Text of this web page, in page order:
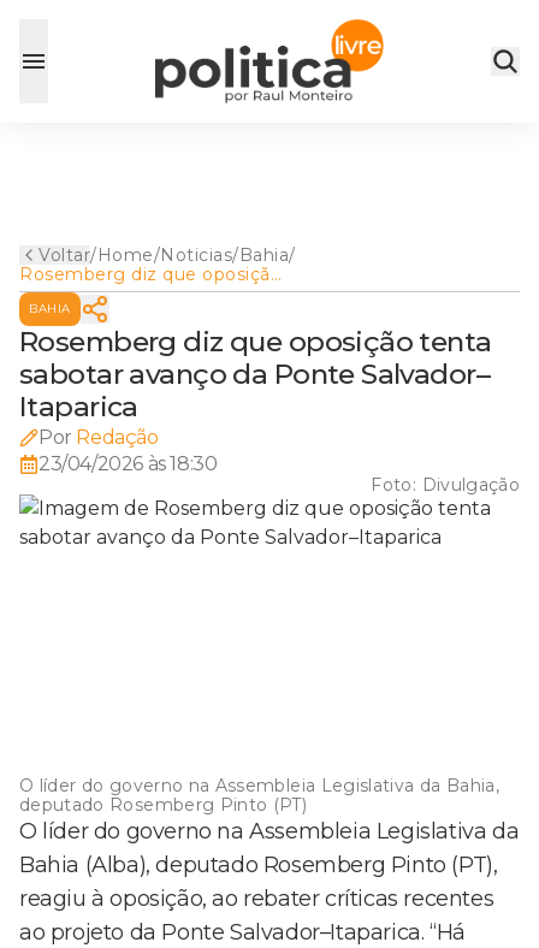
Voltar/Home/Noticias/Bahia/
Rosemberg diz que oposição
tenta sabotar avanço da
Ponte Salvador–Itaparica
BAHIA
Rosemberg diz que oposição tenta
sabotar avanço da Ponte Salvador–
Itaparica
Por Redação
23/04/2026 às 18:30
Foto: Divulgação
O líder do governo na Assembleia Legislativa da Bahia,
deputado Rosemberg Pinto (PT)
O líder do governo na Assembleia Legislativa da
Bahia (Alba), deputado Rosemberg Pinto (PT),
reagiu à oposição, ao rebater críticas recentes
ao projeto da Ponte Salvador–Itaparica. “Há